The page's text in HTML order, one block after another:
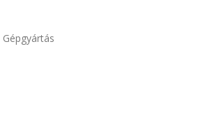
Gépgyártás